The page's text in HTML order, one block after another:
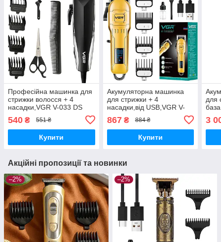
Професійна машинка для
стрижки волосся + 4
насадки,VGR V-033 DS
540 ₴ 551 ₴
Купити
Акумуляторна машинка
для стрижки + 4
насадки,від USB,VGR V-
867₴ 884 ₴
Купити
для
3
Акційні пропозиції та новинки
–2% –2%